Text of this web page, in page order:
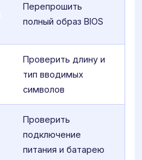
Перепрошить
полный образ BIOS
Проверить длину и
тип вводимых
символов
Проверить
подключение
питания и батарею